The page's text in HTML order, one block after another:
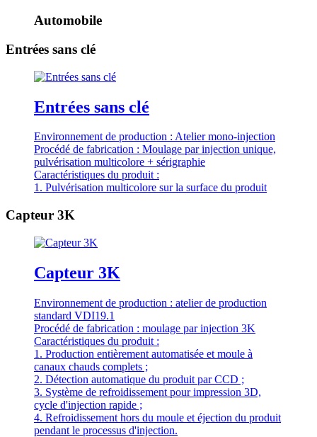
Automobile
Entrées sans clé
Entrées sans clé
Environnement de production : Atelier mono-injection
Procédé de fabrication : Moulage par injection unique,
pulvérisation multicolore + sérigraphie
Caractéristiques du produit :
1. Pulvérisation multicolore sur la surface du produit
Capteur 3K
Capteur 3K
Environnement de production : atelier de production
standard VDI19.1
Procédé de fabrication : moulage par injection 3K
Caractéristiques du produit :
1. Production entièrement automatisée et moule à
canaux chauds complets ;
2. Détection automatique du produit par CCD ;
3. Système de refroidissement pour impression 3D,
cycle d'injection rapide ;
4. Refroidissement hors du moule et éjection du produit
pendant le processus d'injection.